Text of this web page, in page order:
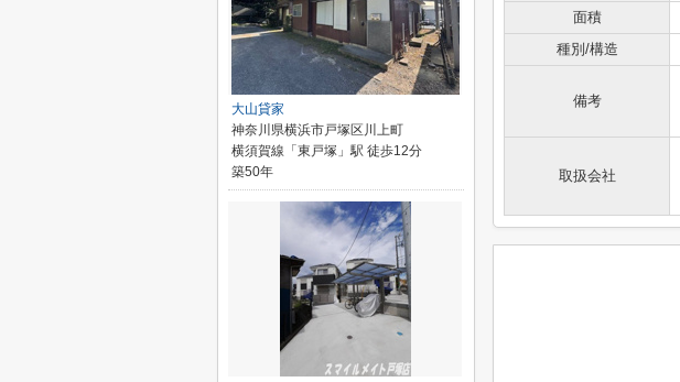
面積
種別/構造
備考
取扱会社
大山貸家
神奈川県横浜市戸塚区川上町
横須賀線「東戸塚」駅 徒歩12分
築50年